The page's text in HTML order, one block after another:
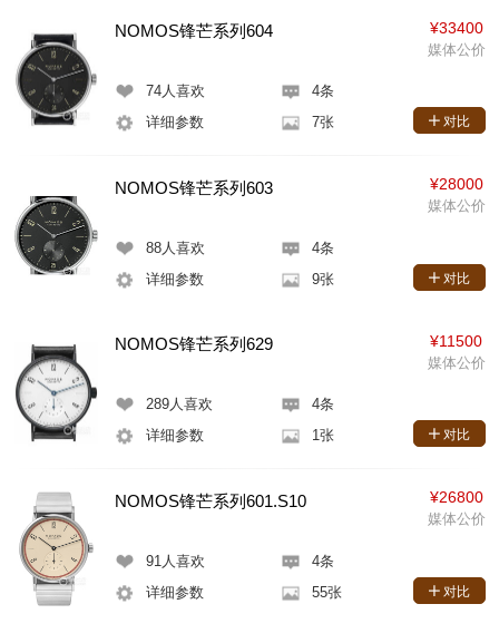
NOMOS锋芒系列604
74人喜欢
4条
详细参数
7张
¥33400
媒体公价
对比
NOMOS锋芒系列603
88人喜欢
4条
详细参数
9张
¥28000
媒体公价
对比
NOMOS锋芒系列629
289人喜欢
4条
详细参数
1张
¥11500
媒体公价
对比
NOMOS锋芒系列601.S10
91 人喜欢
4条
详细参数
55张
¥26800
媒体公价
对比